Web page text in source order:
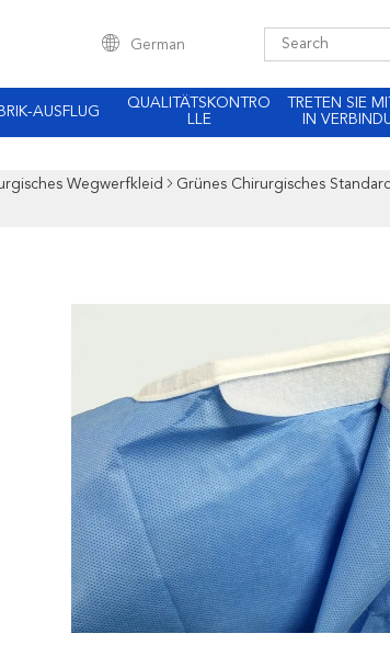
German
AUSFLUG
QUALITÄTSKONTRO
LLE
TRETEN SIE
IN
Wegwerfkleid
Grünes Chirurgisches